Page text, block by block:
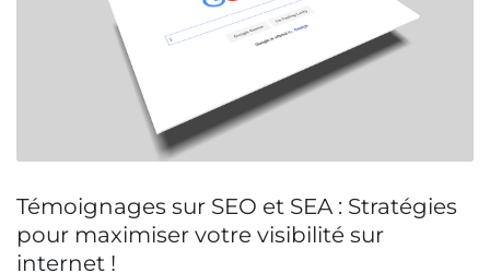
Témoignages sur SEO et SEA : Stratégies
pour maximiser votre visibilité sur
internet !